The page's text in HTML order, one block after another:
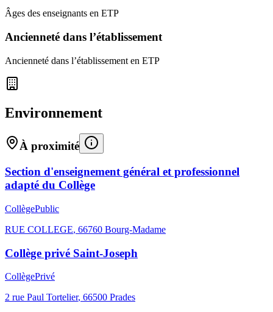
Âges des enseignants en ETP
Ancienneté dans l’établissement
Ancienneté dans l’établissement en ETP
Environnement
À proximité
Section d'enseignement général et professionnel
adapté du Collège
CollègePublic
RUE COLLEGE, 66760 Bourg-Madame
Collège privé Saint-Joseph
CollègePrivé
2 rue Paul Tortelier, 66500 Prades